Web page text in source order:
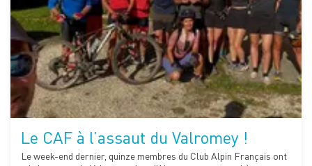
Le CAF à l’assaut du Valromey !
Le week-end dernier, quinze membres du Club Alpin Français ont